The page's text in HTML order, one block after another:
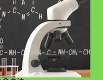
カーボンニュートラル
毒劇法 バイオ燃料PFAS